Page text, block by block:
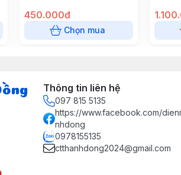
450.000đ
Chọn mua
Thông tin liên hệ
097 815 5135
https://www.facebook.com/
nhdong
0978155135
ctthanhdong2024@gmail.com